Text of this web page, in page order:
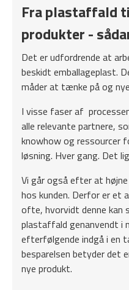
Fra plastaffald
produkter -
Det er udfordrende at
beskidt emballageplast.
måder at tænke på og
I visse faser af
alle relevante partnere,
knowhow og ressourcer
løsning. Hver gang. Det
Vi går også efter at
hos kunden. Derfor er et
ofte, hvorvidt denne kan
plastaffald genanvendt i
efterfølgende indgå i en
besparelsen betyder det
nye produkt.